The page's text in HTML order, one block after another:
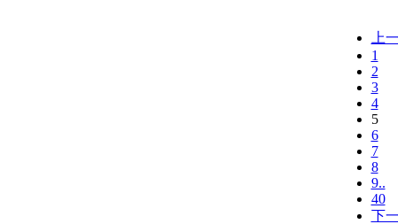
上
1
2
3
4
5
6
7
8
9..
40
下